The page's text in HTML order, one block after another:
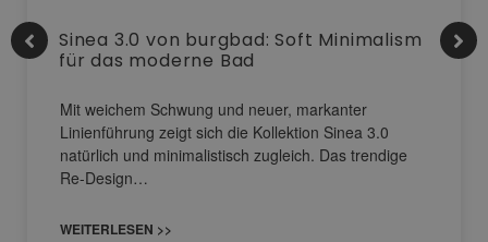
Sinea 3.0 von burgbad: Soft Minimalism
für das moderne Bad
Mit weichem Schwung und neuer, markanter
Linienführung zeigt sich die Kollektion Sinea 3.0
natürlich und minimalistisch zugleich. Das trendige
Re-Design…
WEITERLESEN >>